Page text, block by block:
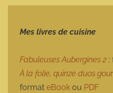
Mes livres de cuisine
Fabuleuses Aubergines 2 :
À la folie, quinze duos
format eBook ou PDF